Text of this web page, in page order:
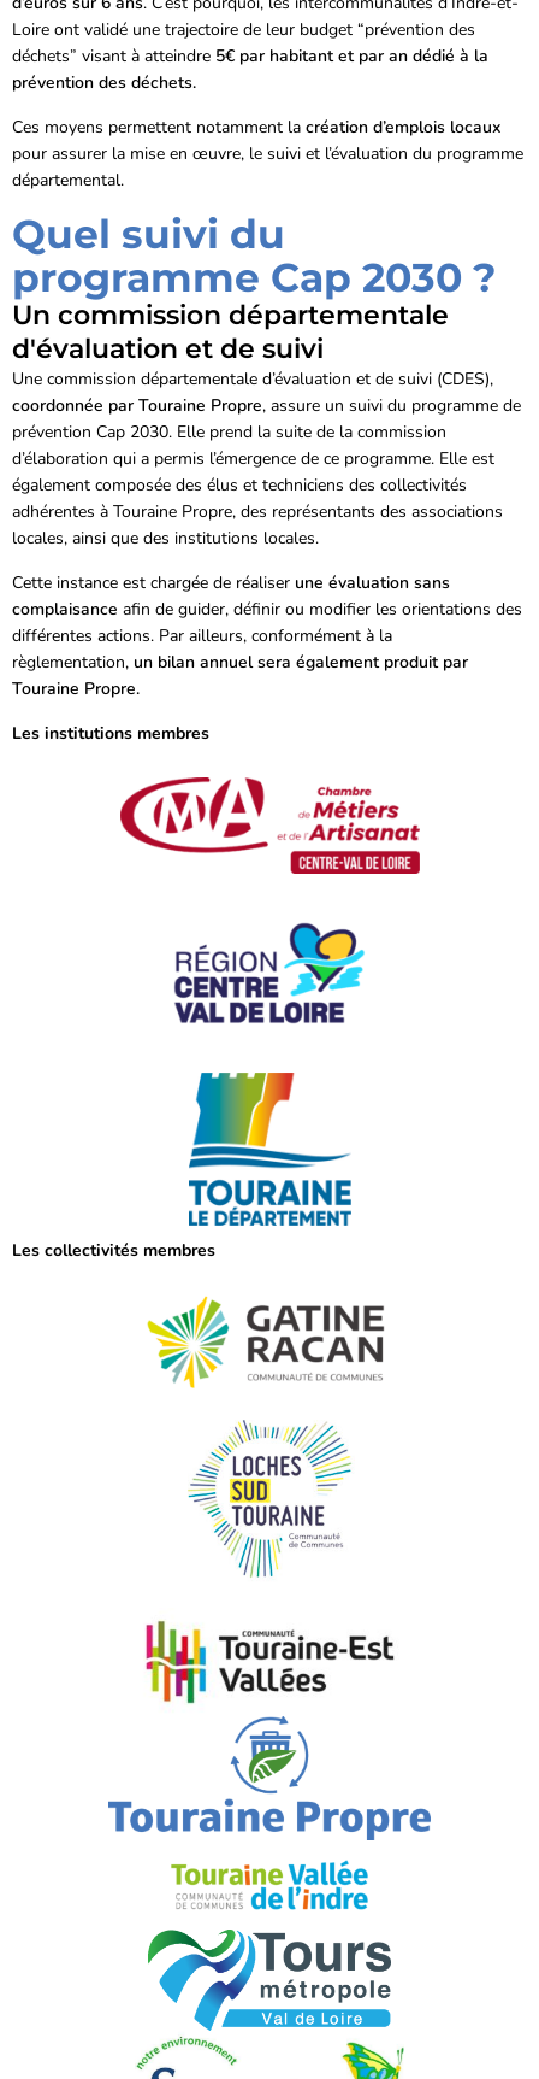
Loire ont validé une trajectoire de leur budget “prévention des
déchets” visant à atteindre 5€ par habitant et par an dédié à la
prévention des déchets.
Ces moyens permettent notamment la création d’emplois locaux
pour assurer la mise en œuvre, le suivi et l’évaluation du programme
départemental.
Quel suivi du
programme Cap 2030 ?
Un commission départementale
d'évaluation et de suivi
Une commission départementale d’évaluation et de suivi (CDES),
coordonnée par Touraine Propre, assure un suivi du programme de
prévention Cap 2030. Elle prend la suite de la commission
d’élaboration qui a permis l’émergence de ce programme. Elle est
également composée des élus et techniciens des collectivités
adhérentes à Touraine Propre, des représentants des associations
locales, ainsi que des institutions locales.
Cette instance est chargée de réaliser une évaluation sans
complaisance afin de guider, définir ou modifier les orientations des
différentes actions. Par ailleurs, conformément à la
règlementation, un bilan annuel sera également produit par
Touraine Propre.
Les institutions membres
Les collectivités membres